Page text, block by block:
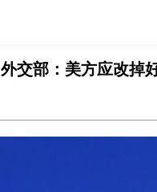
外交部：美方应改掉